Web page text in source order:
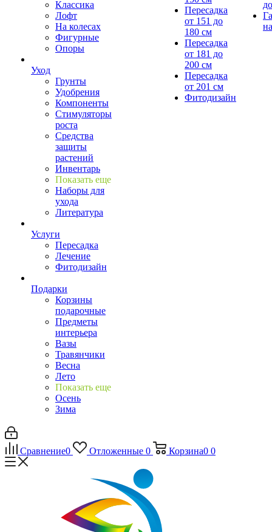
Классика
Лофт
На колесах
Фигурные
Опоры
Уход
Грунты
Удобрения
Компоненты
Стимуляторы
роста
Средства
защиты
растений
Инвентарь
Показать еще
Наборы для
ухода
Литература
Услуги
Пересадка
Лечение
Фитодизайн
Подарки
Корзины
подарочные
Предметы
интерьера
Вазы
Травянчики
Весна
Лето
Показать еще
Осень
Зима
Пересадка
от 151 до
180 см
Пересадка
от 181 до
200 см
Пересадка
от 201 см
Фитодизайн
Сравнение0 Отложенные 0 Корзина0 0